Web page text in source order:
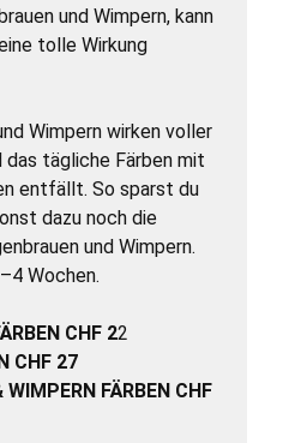
und Wimpern, kann
tolle Wirkung
Wimpern wirken voller
das tägliche Färben mit
entfällt. So sparst du
dazu noch die
und Wimpern.
Wochen.
CHF 22
CHF 27
FÄRBEN CHF